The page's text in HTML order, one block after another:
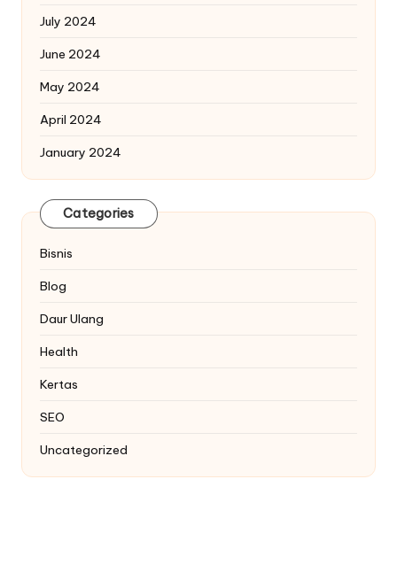
July 2024
June 2024
May 2024
April 2024
January 2024
Categories
Bisnis
Blog
Daur Ulang
Health
Kertas
SEO
Uncategorized